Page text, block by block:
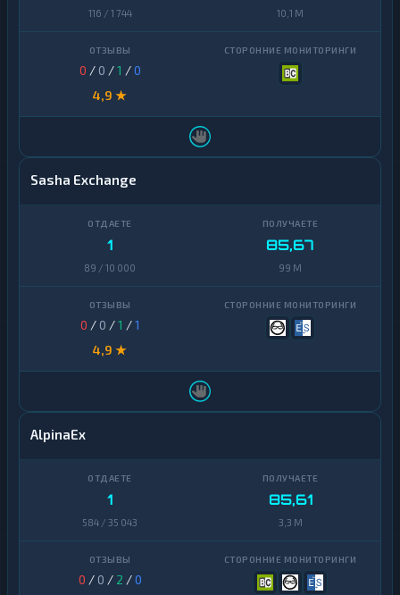
116 / 1 744 10,1 M
0 / 0 /1 /0
4,9 ★
Sasha Exchange
1
89 / 10 000
85,67
99 M
0 / 0 /1 /1
4,9 ★
AlpinaEx
1
584 / 35 043
85,61
3,3 M
0 / 0 / 2 /0